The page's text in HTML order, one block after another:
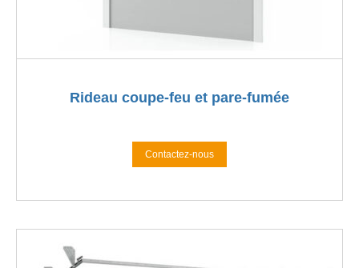
Rideau coupe-feu et pare-fumée
Contactez-nous